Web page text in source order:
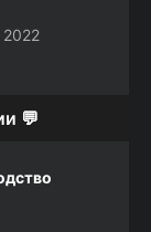
2022
💬